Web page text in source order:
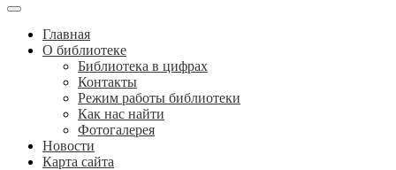
Детская библиотека
Красносулинской МЦБ
Красносулинская Детская библиотека
Главная
О библиотеке
Библиотека в цифрах
Контакты
Режим работы библиотеки
Как нас найти
Фотогалерея
Новости
Карта сайта